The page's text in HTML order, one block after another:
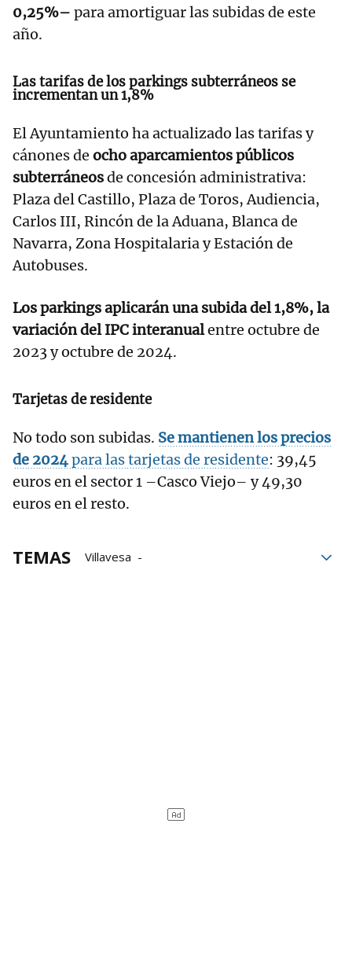
0,25%– para amortiguar las subidas de este
año.
Las tarifas de los parkings subterráneos se
incrementan un 1,8%
El Ayuntamiento ha actualizado las tarifas y
cánones de ocho aparcamientos públicos
subterráneosde concesión administrativa:
Plaza del Castillo, Plaza de Toros, Audiencia,
Carlos III, Rincón de la Aduana, Blanca de
Navarra, Zona Hospitalaria y Estación de
Autobuses.
Los parkings aplicarán una subida del 1,8%, la
variación del IPC interanualentre octubre de
2023 y octubre de 2024.
Tarjetas de residente
No todo son subidas. Se mantienen los precios
de 2024para las tarjetas de residente: 39,45
euros en el sector 1 –Casco Viejo– y 49,30
euros en el resto.
TEMAS
Villavesa